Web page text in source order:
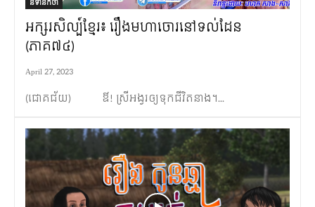
អក្សរសិល្ប៍ខ្មែរ៖ រឿងមហាចោរនៅទល់ដែន
(ភាគ៧៤)
April 27, 2023
(ជោគជ័យ) ឳ! ស្រីអង្វរឲ្យទុកជីវិតនាង។...